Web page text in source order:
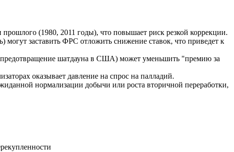
(1980, 2011 годы), что повышает риск резкой коррекции.
заставить ФРС отложить снижение ставок, что приведет к
предотвращение шатдауна в США) может уменьшить "премию за
оказывает давление на спрос на палладий.
нормализации добычи или роста вторичной переработки,